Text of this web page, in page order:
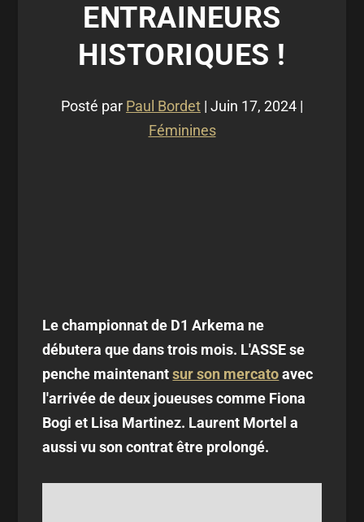
ENTRAINEURS
HISTORIQUES !
Posté par Paul Bordet | Juin 17, 2024 |
Féminines
Le championnat de D1 Arkema ne
débutera que dans trois mois. L'ASSE se
penche maintenantsur son mercatoavec
l'arrivée de deux joueuses comme Fiona
Bogi et Lisa Martinez. Laurent Mortel a
aussi vu son contrat être prolongé.